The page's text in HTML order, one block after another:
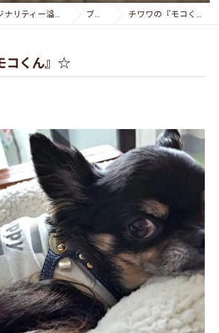
犬の服ならオリジナリティー溢れるAnela ブログ チワワの『モコくん』☆
コくん』☆